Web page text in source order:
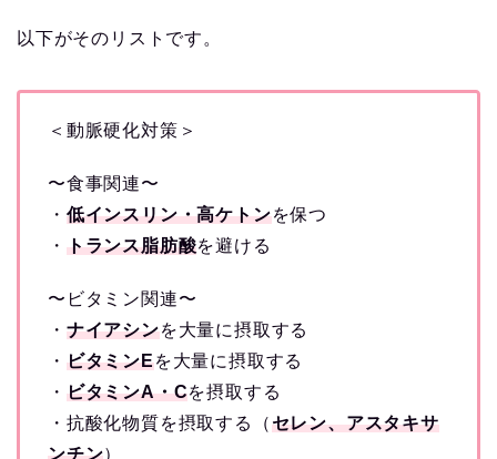
以下がそのリストです。
＜動脈硬化対策＞
〜食事関連〜
・ 低インスリン・高ケトンを保つ
・ トランス脂肪酸を避ける
〜ビタミン関連〜
・ ナイアシンを大量に摂取する
・ ビタミンEを大量に摂取する
・ ビタミンA・Cを摂取する
・抗酸化物質を摂取する（セレン、アスタキサ
ンチン）